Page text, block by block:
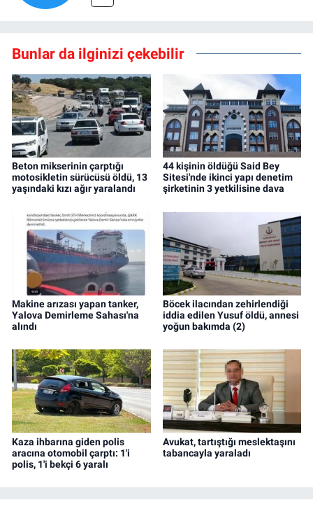
Bunlar da ilginizi çekebilir
Beton mikserinin çarptığı
motosikletin sürücüsü öldü, 13
yaşındaki kızı ağır yaralandı
44 kişinin öldüğü Said Bey
Sitesi'nde ikinci yapı denetim
şirketinin 3 yetkilisine dava
Makine arızası yapan tanker,
Yalova Demirleme Sahası'na
alındı
Böcek ilacından zehirlendiği
iddia edilen Yusuf öldü, annesi
yoğun bakımda (2)
Kaza ihbarına giden polis
aracına otomobil çarptı: 1'i
polis, 1'i bekçi 6 yaralı
Avukat, tartıştığı meslektaşını
tabancayla yaraladı